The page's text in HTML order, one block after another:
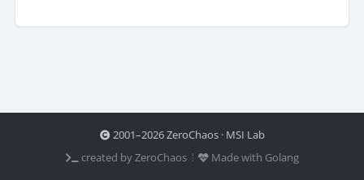
2001–2026 ZeroChaos · MSI Lab
created by ZeroChaos ⦙
Made with Golang